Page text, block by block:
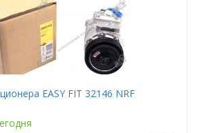
EASY FIT 32146 NRF